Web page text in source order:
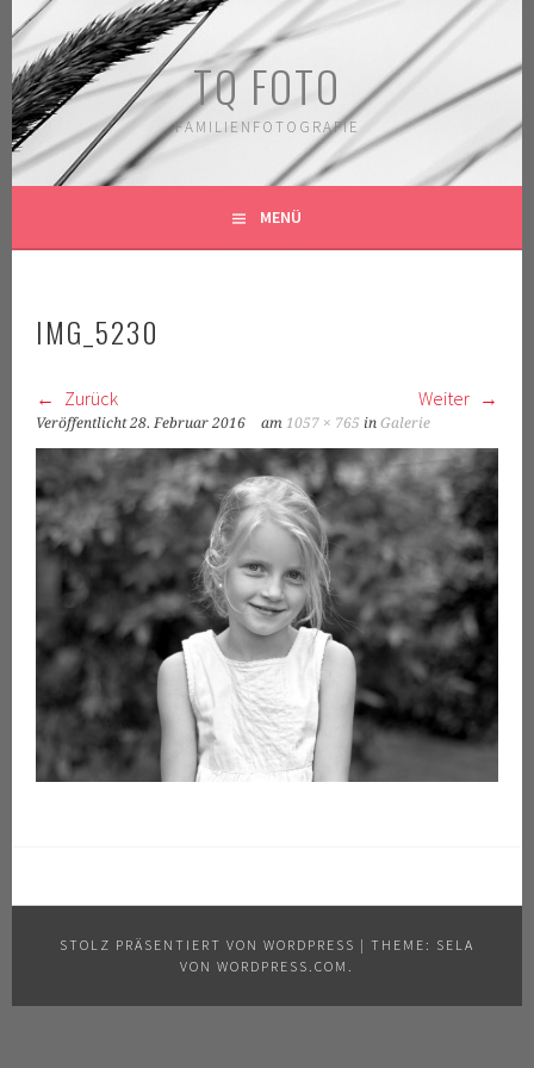
Springe
zum
Inhalt
TQ FOTO
FAMILIENFOTOGRAFIE
MENÜ
IMG_5230
Zurück Weiter
Veröffentlicht28. Februar 2016 am 1057 × 765 inGalerie
STOLZ PRÄSENTIERT VON WORDPRESS | THEME: SELA
VON WORDPRESS.COM .